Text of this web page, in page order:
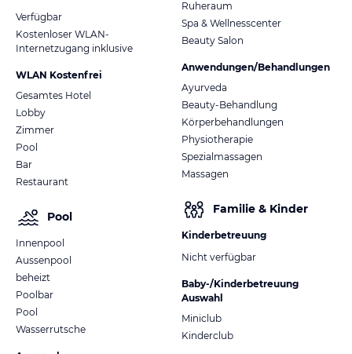
Verfügbar
Kostenloser WLAN-
Internetzugang inklusive
WLAN Kostenfrei
Gesamtes Hotel
Lobby
Zimmer
Pool
Bar
Restaurant
Pool
Innenpool
Aussenpool
beheizt
Poolbar
Pool
Wasserrutsche
Ruheraum
Spa & Wellnesscenter
Beauty Salon
Anwendungen/Behandlungen
Ayurveda
Beauty-Behandlung
Körperbehandlungen
Physiotherapie
Spezialmassagen
Massagen
Familie & Kinder
Kinderbetreuung
Nicht verfügbar
Baby-/Kinderbetreuung
Auswahl
Miniclub
Kinderclub